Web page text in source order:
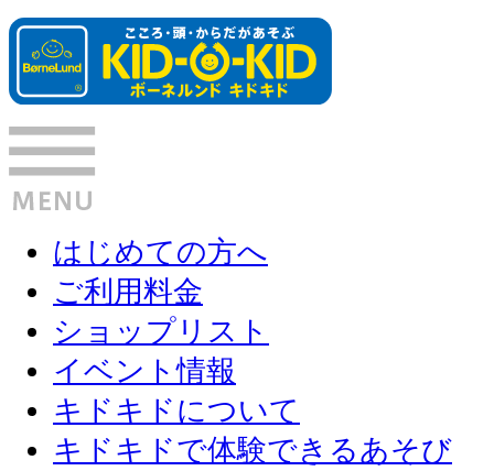
はじめての方へ
ご利用料金
ショップリスト
イベント情報
キドキドについて
キドキドで体験できるあそび